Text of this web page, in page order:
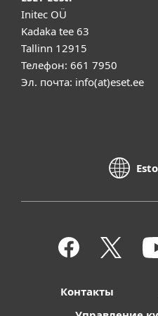
Initec OÜ
Kadaka tee 63
Tallinn 12915
Телефон: 661 7950
Эл. почта: info(at)eset.ee
Контакты